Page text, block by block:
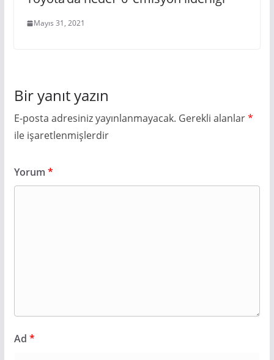
Mayıs 31, 2021
Bir yanıt yazın
E-posta adresiniz yayınlanmayacak. Gerekli alanlar*
ile işaretlenmişlerdir
Yorum *
Ad *